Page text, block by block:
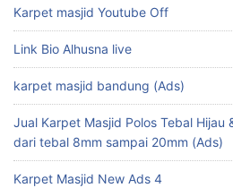
Karpet masjid Youtube Off
Link Bio Alhusna live
karpet masjid bandung (Ads)
Jual Karpet Masjid Polos Tebal Hijau
dari tebal 8mm sampai 20mm (Ads)
Karpet Masjid New Ads 4